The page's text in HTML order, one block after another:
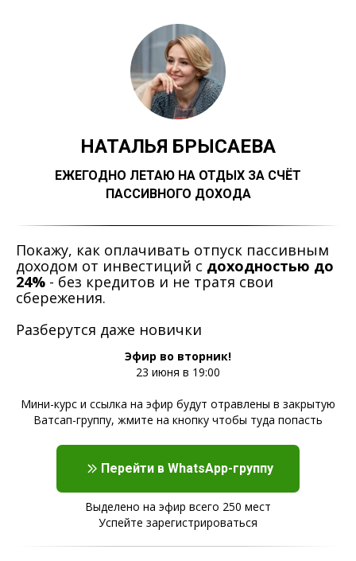
НАТАЛЬЯ БРЫСАЕВА
ЕЖЕГОДНО ЛЕТАЮ НА ОТДЫХ ЗА СЧЁТ
ПАССИВНОГО ДОХОДА
Покажу, как оплачивать отпуск пассивным
доходом от инвестиций с доходностью до
24% - без кредитов и не тратя свои
сбережения.
Разберутся даже новички
Эфир во вторник!
23 июня в 19:00
Мини-курс и ссылка на эфир будут отравлены в закрытую
Ватсап-группу, жмите на кнопку чтобы туда попасть
Перейти в WhatsApp-группу
Выделено на эфир всего 250 мест
Успейте зарегистрироваться